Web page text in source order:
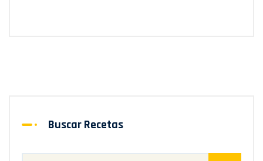
Buscar Recetas